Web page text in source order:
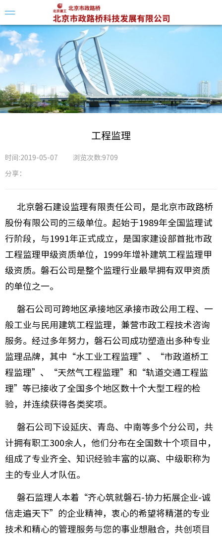
企业简
领导介
技术成
研发方
工程监
城市更
工程监理
时间:2019-05-07 浏览次数:9709
分享：
北京磐石建设监理有限责任公司，是北京市政路桥
股份有限公司的三级单位。起始于1989年全国监理试
行阶段，与1991年正式成立，是国家建设部首批市政
工程监理甲级资质单位，1999年增补建筑工程监理甲
级资质。磐石公司是整个监理行业最早拥有双甲资质
的单位之一。
磐石公司可跨地区承接地区承接市政公用工程、一
般工业与民用建筑工程监理，兼营市政工程技术咨询
服务。经过多年努力，磐石公司成功塑造出多种专业
监理品牌，其中“水工业工程监理”、“市政道桥工
程监理”、“天然气工程监理”和“轨道交通工程监
理”等已接收了全国多个地区数十个大型工程的检
验，并连续获得各类奖项。
磐石公司下设延庆、青岛、中南等多个分公司，共
计拥有职工300余人，他们分布在全国数十个项目中，
组成了专业齐全、知识经验丰富的以高、中级职称为
主的专业人才队伍。
磐石监理人本着“齐心筑就磐石-协力拓展企业-诚
信走遍天下”的企业精神，衷心的希望将精湛的专业
技术和精心的管理服务与您的事业想融合，共创项目